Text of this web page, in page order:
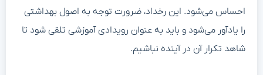
احساس می‌شود. این رخداد، ضرورت توجه به اصول بهداشتی
را یادآور می‌شود و باید به عنوان رویدادی آموزشی تلقی شود تا
شاهد تکرار آن در آینده نباشیم.